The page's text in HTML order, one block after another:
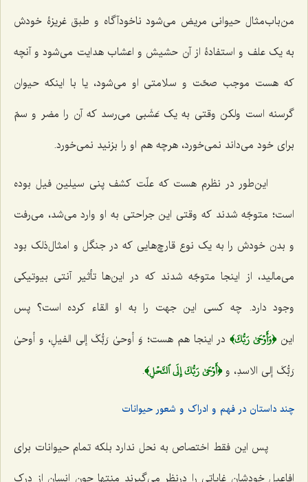
من‌باب‌مثال حیوانى مریض مى‌شود ناخودآگاه و طبق غریزۀ خودش
به یک علف و استفادۀ از آن حشیش و اعشاب هدایت مى‌شود و آنچه
که هست موجب صحّت و سلامتى او مى‌شود، یا با اینکه حیوان
گرسنه است ولکن وقتى به یک عَشَبى مى‌رسد که آن را مضر و سمّ
برای خود مى‌داند نمى‌خورد، هرچه هم او را بزنید نمى‌خورد.
این‌طور در نظرم هست که علّت کشف پنى سیلین فیل بوده
است؛ متوجّه شدند که وقتى این جراحتى به او وارد مى‌شد، مى‌رفت
و بدن خودش را به یک نوع قارچ‌هایى که در جنگل و امثال‌ذلک بود
مى‌مالید، از اینجا متوجّه شدند که در این‌ها تأثیر آنتى بیوتیکى
وجود دارد. چه کسی این جهت را به او القاء کرده است؟ پس
این﴿وَأَوۡحَىٰ رَبُّكَ﴾در اینجا هم هست؛ وَ أوحىٰ رَبُّکَ إلى الفیلِ، و أوحىٰ
رَبُّکَ إلى الاسدِ، و﴿أَوۡحَىٰ رَبُّكَ إِلَى ٱلنَّحۡلِ﴾.
چند داستان در فهم و ادراک و شعور حیوانات
پس این فقط اختصاص به نحل ندارد بلکه تمام حیوانات براى
افاعیل خودشان غایاتى را درنظر مى‌گیرند منتها چون انسان از درک